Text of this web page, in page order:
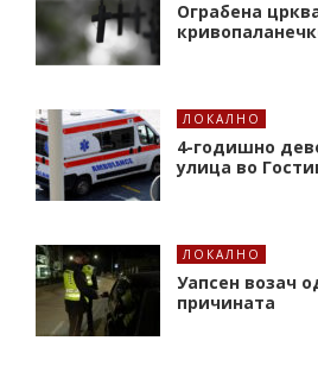
Ограбена
ЛОКАЛНО
4-годишно
улица во
ЛОКАЛНО
Уапсен возач
причината